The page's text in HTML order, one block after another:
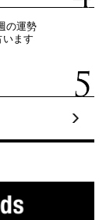
の運勢
います